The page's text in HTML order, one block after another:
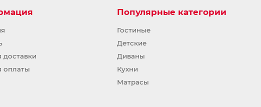
доставки
оплаты
Популярные категории
Гостиные
Детские
Диваны
Кухни
Матрасы